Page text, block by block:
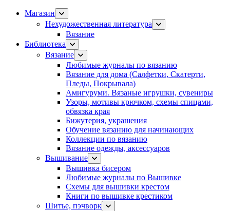
Магазин
Нехудожественная литература
Вязание
Библиотека
Вязание
Любимые журналы по вязанию
Вязание для дома (Салфетки, Скатерти,
Пледы, Покрывала)
Амигуруми. Вязаные игрушки, сувениры
Узоры, мотивы крючком, схемы спицами,
обвязка края
Бижутерия, украшения
Обучение вязанию для начинающих
Коллекции по вязанию
Вязание одежды, аксессуаров
Вышивание
Вышивка бисером
Любимые журналы по Вышивке
Схемы для вышивки крестом
Книги по вышивке крестиком
Шитье, пэчворк